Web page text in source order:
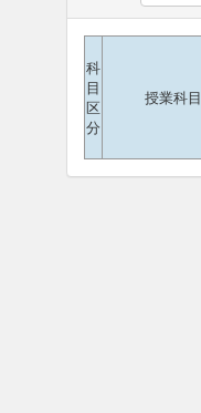
科
目
区
分
授業科目